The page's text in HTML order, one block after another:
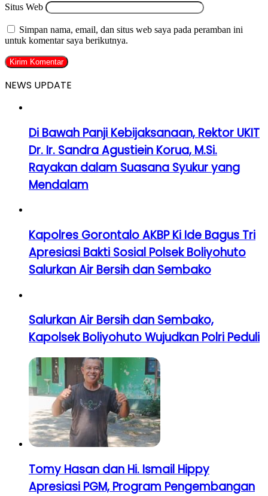
Situs Web
Simpan nama, email, dan situs web saya pada peramban ini
untuk komentar saya berikutnya.
NEWS UPDATE
Di Bawah Panji Kebijaksanaan, Rektor UKIT
Dr. Ir. Sandra Agustiein Korua, M.Si.
Rayakan dalam Suasana Syukur yang
Mendalam
Kapolres Gorontalo AKBP Ki Ide Bagus Tri
Apresiasi Bakti Sosial Polsek Boliyohuto
Salurkan Air Bersih dan Sembako
Salurkan Air Bersih dan Sembako,
Kapolsek Boliyohuto Wujudkan Polri Peduli
Tomy Hasan dan Hi. Ismail Hippy
Apresiasi PGM, Program Pengembangan